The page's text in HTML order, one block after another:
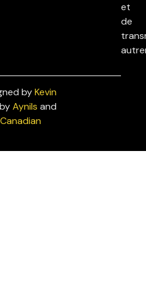
et
de
byKevin
Aynils and
Canadian